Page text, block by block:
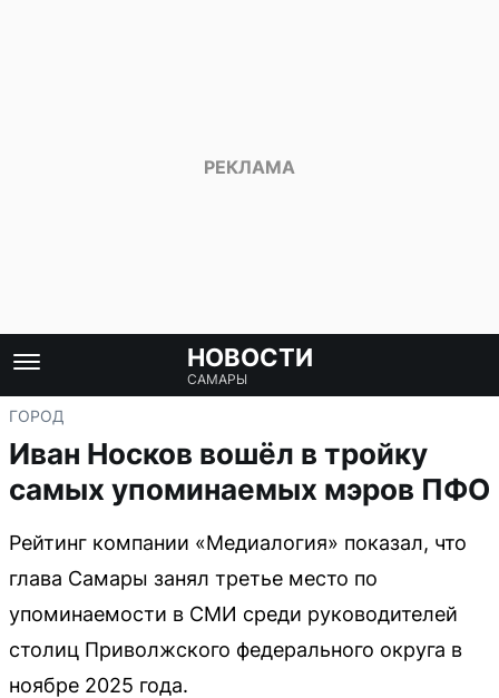
НОВОСТИ
САМАРЫ
ГОРОД
Иван Носков вошёл в тройку
самых упоминаемых мэров ПФО
Рейтинг компании «Медиалогия» показал, что
глава Самары занял третье место по
упоминаемости в СМИ среди руководителей
столиц Приволжского федерального округа в
ноябре 2025 года.